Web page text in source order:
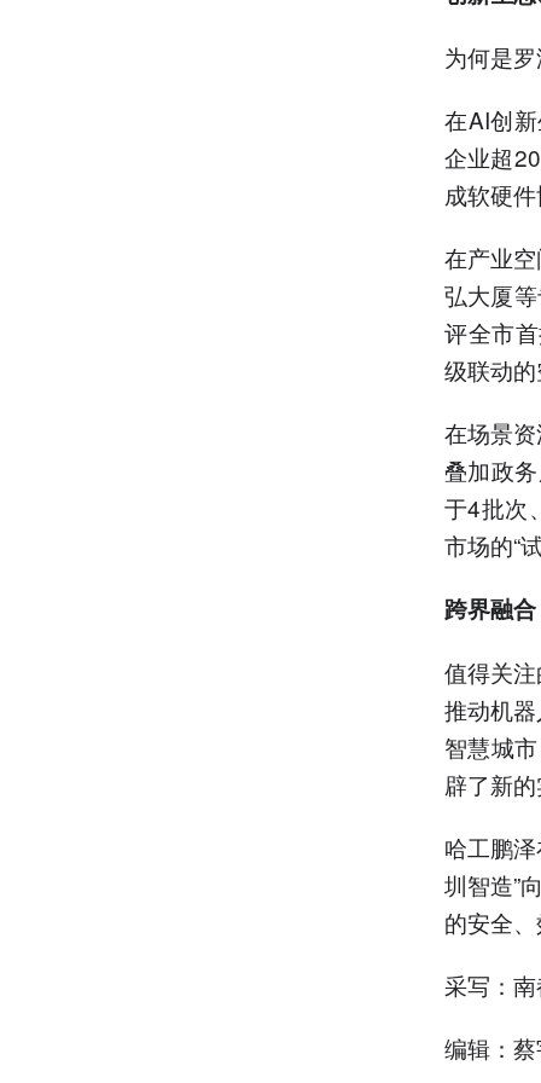
为何是
在AI创
企业超
成软硬
在产业
弘大厦
评全市
级联动
在场景
叠加政
于4批次
市场的“
跨界融
值得关
推动机
智慧城
辟了新
哈工鹏
圳智造”
的安全
采写：
编辑：